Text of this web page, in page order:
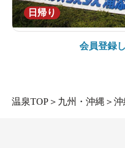
日帰り
会員登録
温泉TOP ＞ 九州・沖縄 ＞ 沖